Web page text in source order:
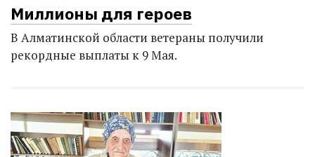
Миллионы для героев
В Алматинской области ветераны получили
рекордные выплаты к 9 Мая.